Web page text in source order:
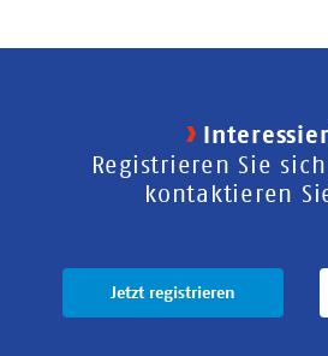
Registrieren Sie
kontaktieren
Jetzt registrieren